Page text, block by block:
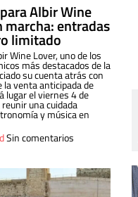
Albir Wine
marcha: entradas
limitado
Wine Lover, uno de los
más destacados de la
su cuenta atrás con
la venta anticipada de
lugar el viernes 4 de
una cuidada
y música en
Sin comentarios